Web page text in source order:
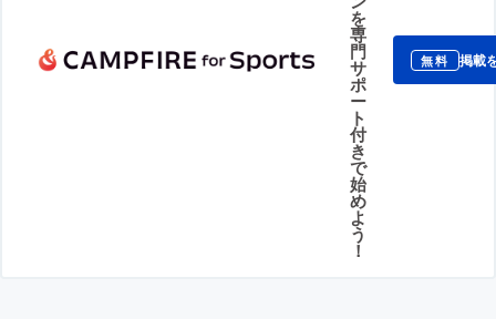
を
専
門
サ
ポ
ー
ト
付
き
で
始
め
よ
う
！
無料 掲載